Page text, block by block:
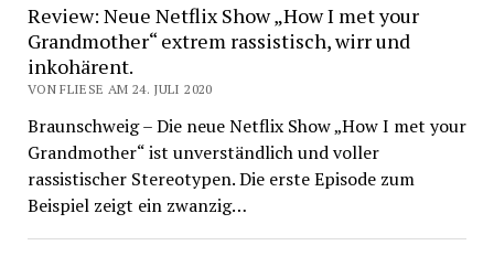
Review: Neue Netflix Show „How I met your
Grandmother“ extrem rassistisch, wirr und
inkohärent.
VON FLIESE AM 24. JULI 2020
Braunschweig – Die neue Netflix Show „How I met your
Grandmother“ ist unverständlich und voller
rassistischer Stereotypen. Die erste Episode zum
Beispiel zeigt ein zwanzig…